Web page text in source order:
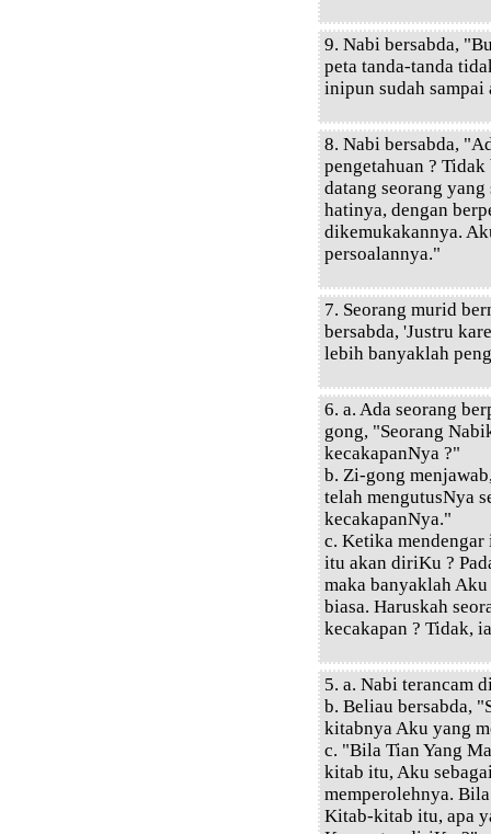
9. Nabi bersabda,
peta tanda-tanda
inipun sudah
8. Nabi bersabda,
pengetahuan ?
datang seorang
hatinya, dengan
dikemukakannya.
persoalannya."
7. Seorang murid
bersabda, 'Justru
lebih banyaklah
6. a. Ada seorang
gong, "Seorang
kecakapanNya ?"
b. Zi-gong
telah mengutusNya
kecakapanNya."
c. Ketika mendengar
itu akan diriKu ?
maka banyaklah
biasa. Haruskah
kecakapan ? Tidak,
5. a. Nabi terancam
b. Beliau bersabda,
kitabnya Aku yang
c. "Bila Tian Yang
kitab itu, Aku
memperolehnya.
Kitab-kitab itu, apa